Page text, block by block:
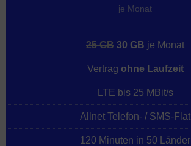
je Monat
25 GB 30 GB je Monat
Vertrag ohne Laufzeit
LTE bis 25 MBit/s
Allnet Telefon- / SMS-Flat
120 Minuten in 50 Länder